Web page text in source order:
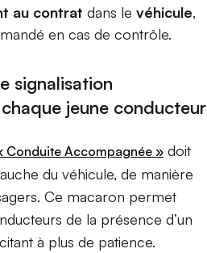
au contrat dans le véhicule,
en cas de contrôle.
signalisation
jeune conducteur
Conduite Accompagnée » doit
du véhicule, de manière
Ce macaron permet
de la présence d’un
à plus de patience.